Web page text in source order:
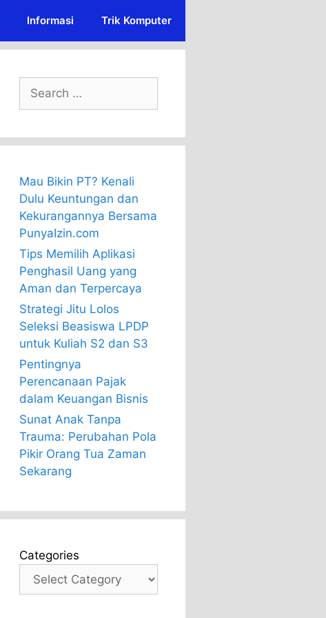
Informasi Trik Komputer
Search
for:
Mau Bikin PT? Kenali
Dulu Keuntungan dan
Kekurangannya Bersama
PunyaIzin.com
Tips Memilih Aplikasi
Penghasil Uang yang
Aman dan Terpercaya
Strategi Jitu Lolos
Seleksi Beasiswa LPDP
untuk Kuliah S2 dan S3
Pentingnya
Perencanaan Pajak
dalam Keuangan Bisnis
Sunat Anak Tanpa
Trauma: Perubahan Pola
Pikir Orang Tua Zaman
Sekarang
Categories